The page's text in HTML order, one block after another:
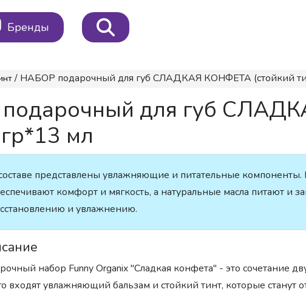
Бренды
/ НАБОР подарочный для губ СЛАДКАЯ КОНФЕТА (стойкий
подарочный для губ
мл
представлены увлажняющие и питательные компоненты.
комфорт и мягкость, а натуральные масла питают и
и увлажнению.
набор Funny Organix "Сладкая конфета" - это сочетание
входят увлажняющий бальзам и стойкий тинт, которые